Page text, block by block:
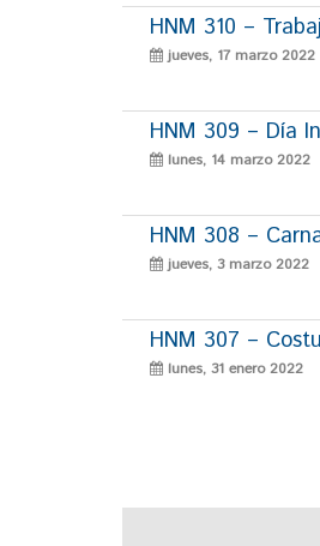
HNM 310 –
jueves, 17 marzo 2022
HNM 309 – Día
lunes, 14 marzo 2022
HNM 308 –
jueves, 3 marzo 2022
HNM 307 –
lunes, 31 enero 2022